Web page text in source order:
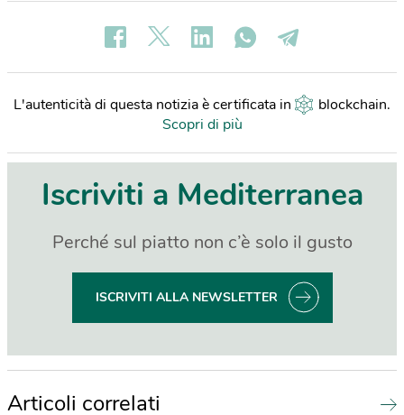
L'autenticità di questa notizia è certificata in blockchain.
Scopri di più
Iscriviti a Mediterranea
Perché sul piatto non c’è solo il gusto
ISCRIVITI ALLA NEWSLETTER
Articoli correlati